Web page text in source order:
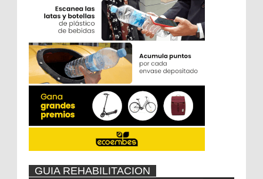
GUIA REHABILITACION